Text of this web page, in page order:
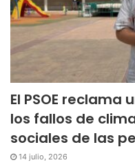
El PSOE
los fallos de
sociales de las
14 julio, 2026